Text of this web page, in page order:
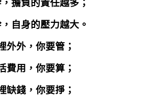
擔負的責任越多；
自身的壓力越大。
外外，你要管；
費用，你要算；
缺錢，你要掙；